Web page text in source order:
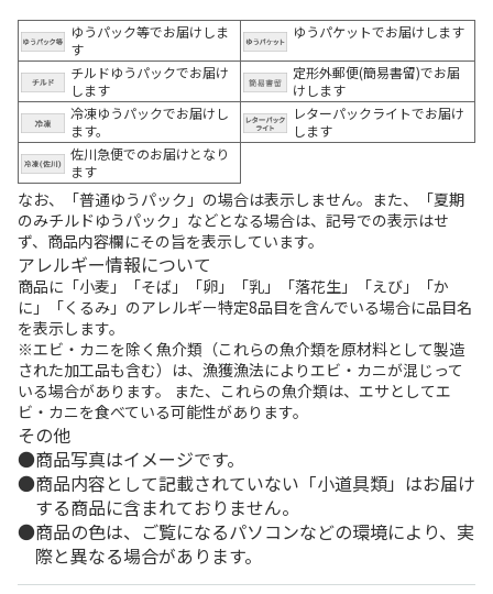
ゆうパック等でお届けしま
す
ゆうパケットでお届けします
チルドゆうパックでお届け
します
定形外郵便(簡易書留)でお届
けします
冷凍ゆうパックでお届けし
ます。
レターパックライトでお届け
します
佐川急便でのお届けとなり
ます
なお、「普通ゆうパック」の場合は表示しません。また、「夏期
のみチルドゆうパック」などとなる場合は、記号での表示はせ
ず、商品内容欄にその旨を表示しています。
アレルギー情報について
商品に「小麦」「そば」「卵」「乳」「落花生」「えび」「か
に」「くるみ」のアレルギー特定8品目を含んでいる場合に品目名
を表示します。
※エビ・カニを除く魚介類（これらの魚介類を原材料として製造
された加工品も含む）は、漁獲漁法によりエビ・カニが混じって
いる場合があります。 また、これらの魚介類は、エサとしてエ
ビ・カニを食べている可能性があります。
その他
商品写真はイメージです。
商品内容として記載されていない「小道具類」はお届け
する商品に含まれておりません。
商品の色は、ご覧になるパソコンなどの環境により、実
際と異なる場合があります。